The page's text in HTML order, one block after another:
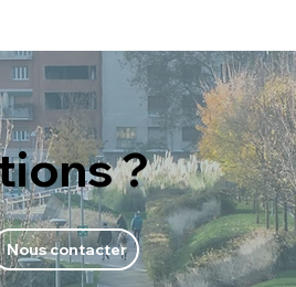
?
Nous contacter